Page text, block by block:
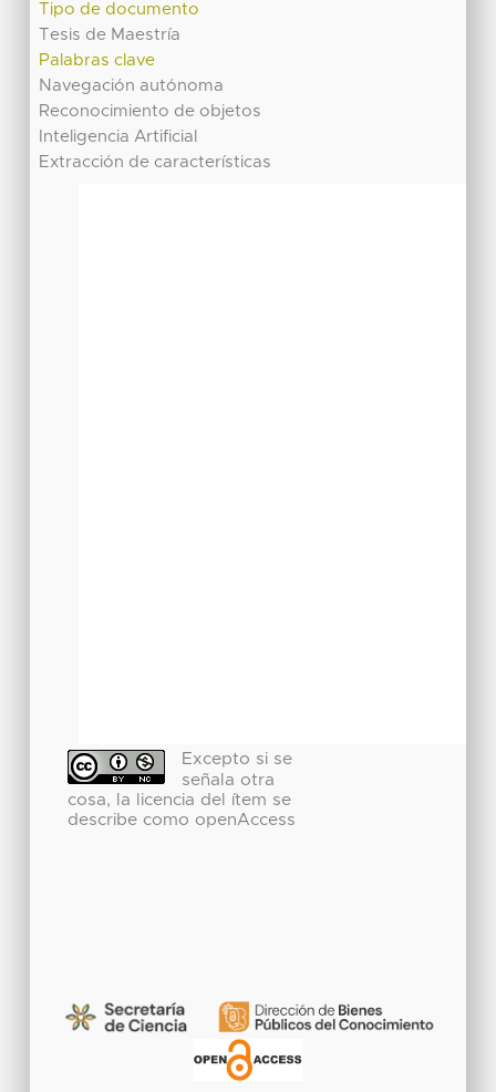
Tipo de documento
Tesis de Maestría
Palabras clave
Navegación autónoma
Reconocimiento de objetos
Inteligencia Artificial
Extracción de características
Excepto si se
señala otra
cosa, la licencia del ítem se
describe como openAccess